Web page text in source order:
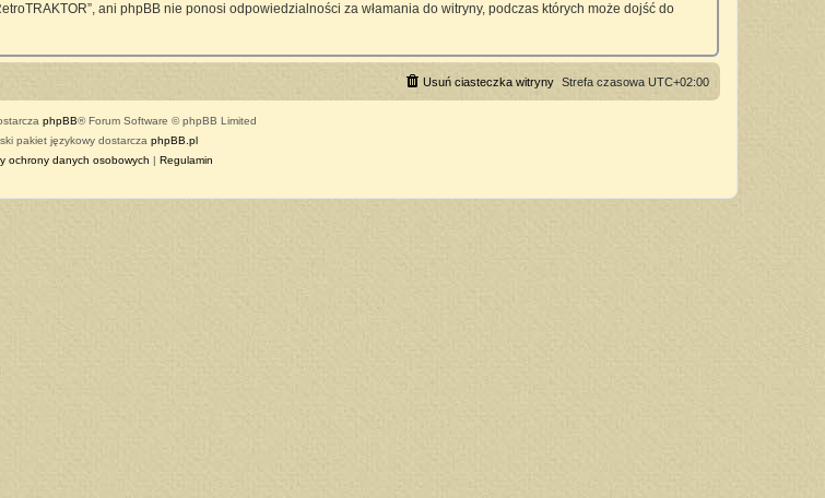
ani phpBB nie ponosi odpowiedzialności za włamania do witryny, podczas których może dojść do
Strefa czasowa UTC+02:00
Usuń ciasteczka witryny
phpBB® Forum Software © phpBB Limited
pakiet językowy dostarcza phpBB.pl
ochrony danych osobowych | Regulamin